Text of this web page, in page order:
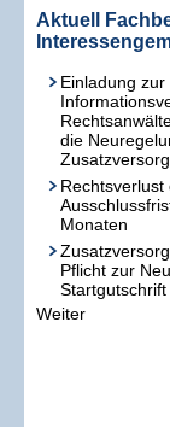
Aktuell
Einladung zur
die
Rechtsverlust
Monaten
Pflicht zur
Startgutschrift
Weiter